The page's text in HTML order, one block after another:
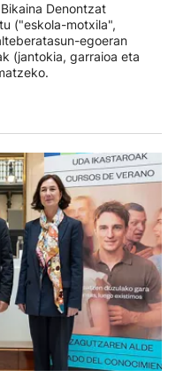
Denontzat
("eskola-motxila",
egoeran
(jantokia, garraioa eta